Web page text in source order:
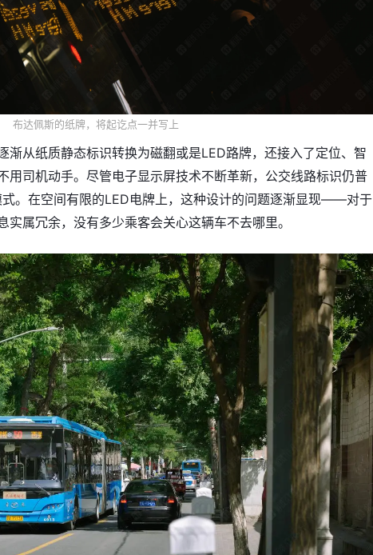
布达佩斯的纸牌，将起讫点一并写上
渐从纸质静态标识转换为磁翻或是LED路牌，还接入了定位、智
用司机动手。尽管电子显示屏技术不断革新，公交线路标识仍普
。在空间有限的LED电牌上，这种设计的问题逐渐显现——对于
属冗余，没有多少乘客会关心这辆车不去哪里。